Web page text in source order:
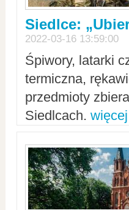
Siedlce:
2022-03-16 13:59:00
Śpiwory, latarki
termiczna,
przedmioty
Siedlcach.